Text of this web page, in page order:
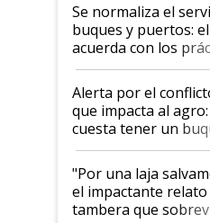
Se normaliza el
buques y puertos:
acuerda con los
suspende el
desregulación
Alerta por el
que impacta al
cuesta tener un
y el peligro de que
pase a ser "país
"Por una laja
el impactante relato
tambera que